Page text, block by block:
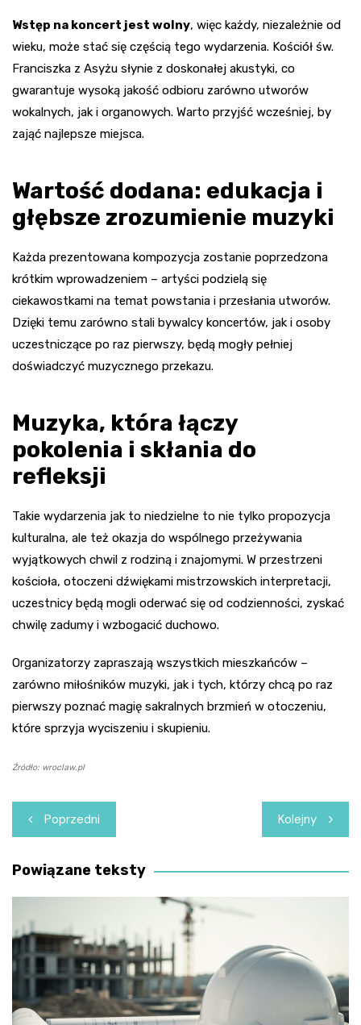
Wstęp na koncert jest wolny, więc każdy, niezależnie od
wieku, może stać się częścią tego wydarzenia. Kościół św.
Franciszka z Asyżu słynie z doskonałej akustyki, co
gwarantuje wysoką jakość odbioru zarówno utworów
wokalnych, jak i organowych. Warto przyjść wcześniej, by
zająć najlepsze miejsca.
Wartość dodana: edukacja i
głębsze zrozumienie muzyki
Każda prezentowana kompozycja zostanie poprzedzona
krótkim wprowadzeniem – artyści podzielą się
ciekawostkami na temat powstania i przesłania utworów.
Dzięki temu zarówno stali bywalcy koncertów, jak i osoby
uczestniczące po raz pierwszy, będą mogły pełniej
doświadczyć muzycznego przekazu.
Muzyka, która łączy
pokolenia i skłania do
refleksji
Takie wydarzenia jak to niedzielne to nie tylko propozycja
kulturalna, ale też okazja do wspólnego przeżywania
wyjątkowych chwil z rodziną i znajomymi. W przestrzeni
kościoła, otoczeni dźwiękami mistrzowskich interpretacji,
uczestnicy będą mogli oderwać się od codzienności, zyskać
chwilę zadumy i wzbogacić duchowo.
Organizatorzy zapraszają wszystkich mieszkańców –
zarówno miłośników muzyki, jak i tych, którzy chcą po raz
pierwszy poznać magię sakralnych brzmień w otoczeniu,
które sprzyja wyciszeniu i skupieniu.
Źródło: wroclaw.pl
Nawigacja
wpisu
Poprzedni Kolejny
Powiązane teksty